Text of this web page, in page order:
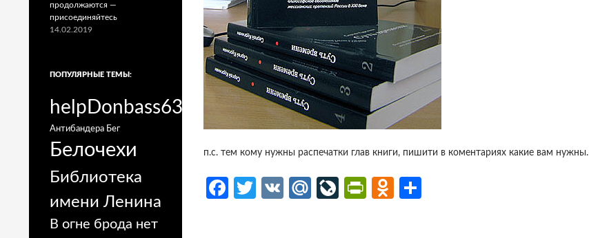
п.с. тем кому нужны распечатки глав книги, пишити в коментариях какие вам нужны.
Fa
T
V
M
Li
Pr
O
продолжаются —
присоединяйтесь
14.02.2019
ПОПУЛЯРНЫЕ ТЕМЫ:
helpDonbass63
Антибандера Бег
Белочехи
Библиотека
имени Ленина
В огне брода нет